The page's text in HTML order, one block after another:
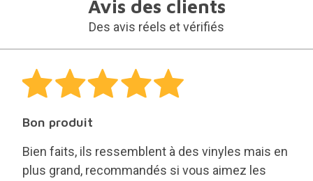
Avis des clients
Des avis réels et vérifiés
Bon produit
Bien faits, ils ressemblent à des vinyles mais en
plus grand, recommandés si vous aimez les